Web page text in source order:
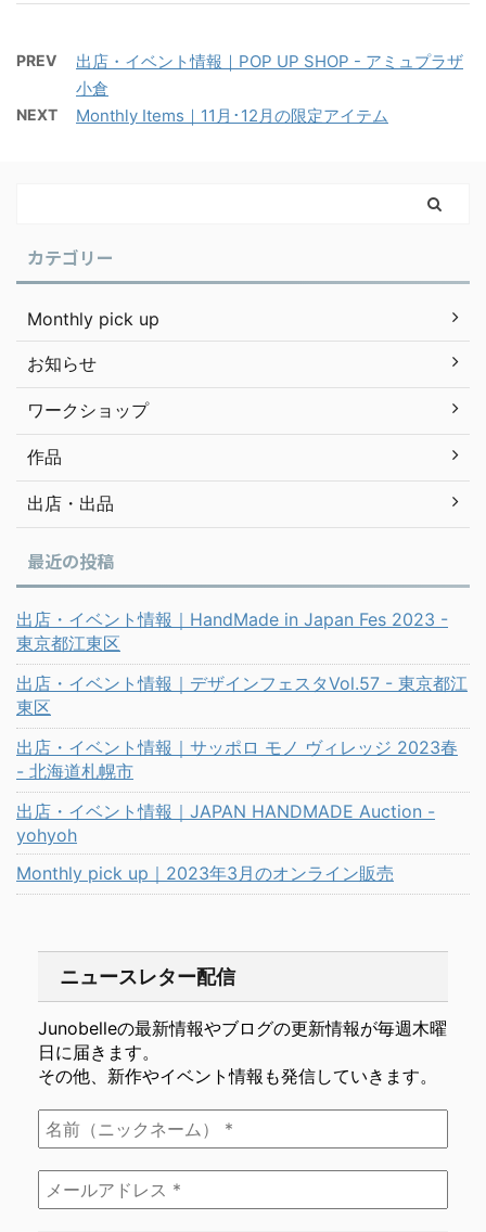
PREV
出店・イベント情報｜POP UP SHOP - アミュプラザ
小倉
NEXT Monthly Items｜11月･12月の限定アイテム
カテゴリー
Monthly pick up
お知らせ
ワークショップ
作品
出店・出品
最近の投稿
出店・イベント情報｜HandMade in Japan Fes 2023 -
東京都江東区
出店・イベント情報｜デザインフェスタVol.57 - 東京都江
東区
出店・イベント情報｜サッポロ モノ ヴィレッジ 2023春
- 北海道札幌市
出店・イベント情報｜JAPAN HANDMADE Auction -
yohyoh
Monthly pick up｜2023年3月のオンライン販売
ニュースレター配信
Junobelleの最新情報やブログの更新情報が毎週木曜
日に届きます。
その他、新作やイベント情報も発信していきます。
名
前
（ニ
ッ
ク
ー